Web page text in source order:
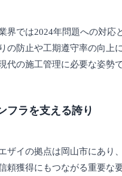
界では2024年問題への対応
の防止や工期遵守率の向上
代の施工管理に必要な姿勢
フラを支える誇り
ザイの拠点は岡山市にあり
頼獲得にもつながる重要な